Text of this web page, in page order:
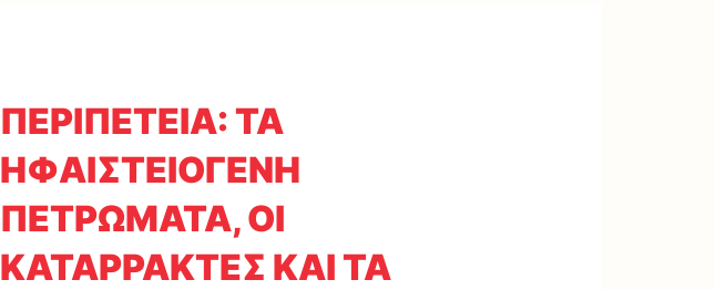
ΠΕΡΙΠΕΤΕΙΑ: ΤΑ
ΗΦΑΙΣΤΕΙΟΓΕΝΗ
ΠΕΤΡΩΜΑΤΑ, ΟΙ
ΚΑΤΑΡΡΑΚΤΕΣ ΚΑΙ ΤΑ